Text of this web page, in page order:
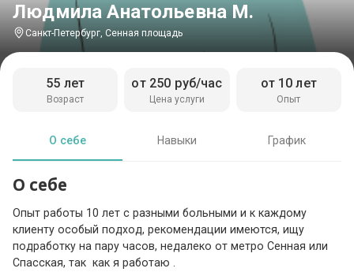
Людмила Анатольевна М.
Санкт-Петербург, Сенная площадь
Возраст
55 лет
Цена услуги
от 250 руб/час
Опыт
от 10 лет
О себе Навыки График
О себе
Опыт работы 10 лет с разными больными и к каждому
клиенту особый подход, рекомендации имеются, ищу
подработку на пару часов, недалеко от метро Сенная или
Спасская, так как я работаю .